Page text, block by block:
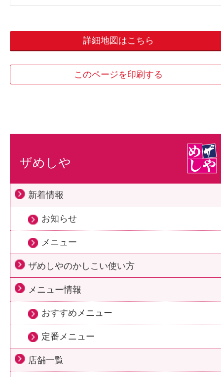
詳細地図はこちら
このページを印刷する
ザめしや
新着情報
お知らせ
メニュー
ザめしやのかしこい使い方
メニュー情報
おすすめメニュー
定番メニュー
店舗一覧